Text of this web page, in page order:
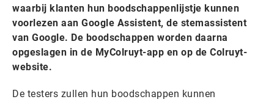
waarbij klanten hun boodschappenlijstje kunnen
voorlezen aan Google Assistent, de stemassistent
van Google. De boodschappen worden daarna
opgeslagen in de MyColruyt-app en op de Colruyt-
website.
De testers zullen hun boodschappen kunnen